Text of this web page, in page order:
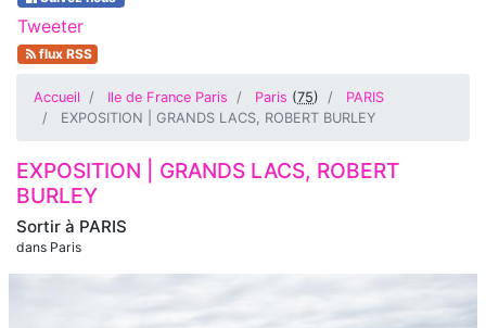
Tweeter
flux RSS
Accueil Ile de France Paris Paris (75)
PARIS
EXPOSITION | GRANDS LACS, ROBERT BURLEY
Sortir à PARIS
dans Paris
EXPOSITION | GRANDS LACS, ROBERT
BURLEY